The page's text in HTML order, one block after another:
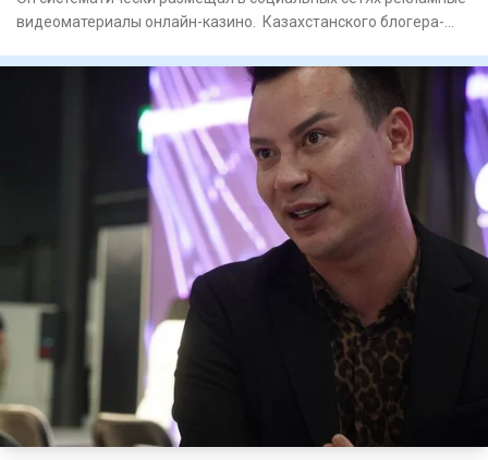
видеоматериалы онлайн-казино. Казахстанского блогера-